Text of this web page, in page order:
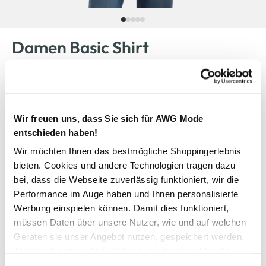
Wir freuen uns, dass Sie sich für AWG Mode
entschieden haben!
Wir möchten Ihnen das bestmögliche Shoppingerlebnis
bieten. Cookies und andere Technologien tragen dazu
bei, dass die Webseite zuverlässig funktioniert, wir die
Performance im Auge haben und Ihnen personalisierte
Werbung einspielen können. Damit dies funktioniert,
müssen Daten über unsere Nutzer, wie und auf welchen
Geräten sie unser Angebot nutzen, gespeichert werden.
Damen Basic Shirt
Farbe Rot
Größe:
XS S M L XL XXL
Anzahl:
Verfügbar